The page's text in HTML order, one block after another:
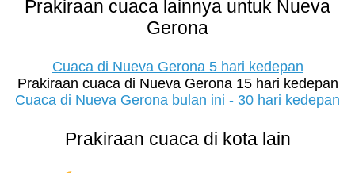
Prakiraan cuaca lainnya untuk Nueva
Gerona
Cuaca di Nueva Gerona 5 hari kedepan
Prakiraan cuaca di Nueva Gerona 15 hari kedepan
Cuaca di Nueva Gerona bulan ini - 30 hari kedepan
Prakiraan cuaca di kota lain